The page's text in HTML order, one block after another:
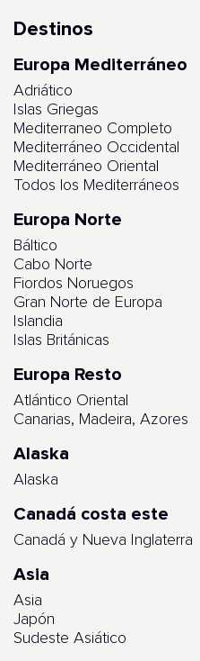
Destinos
Europa Mediterráneo
Adriático
Islas Griegas
Mediterraneo Completo
Mediterráneo Occidental
Mediterráneo Oriental
Todos los Mediterráneos
Europa Norte
Báltico
Cabo Norte
Fiordos Noruegos
Gran Norte de Europa
Islandia
Islas Británicas
Europa Resto
Atlántico Oriental
Canarias, Madeira, Azores
Alaska
Alaska
Canadá costa este
Canadá y Nueva Inglaterra
Asia
Asia
Japón
Sudeste Asiático